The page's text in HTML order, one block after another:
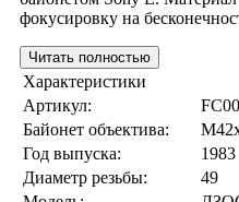
фокусировку на
Читать полностью
Характеристики
Артикул:
Байонет объектива:
Год выпуска:
1983
Диаметр резьбы:
49